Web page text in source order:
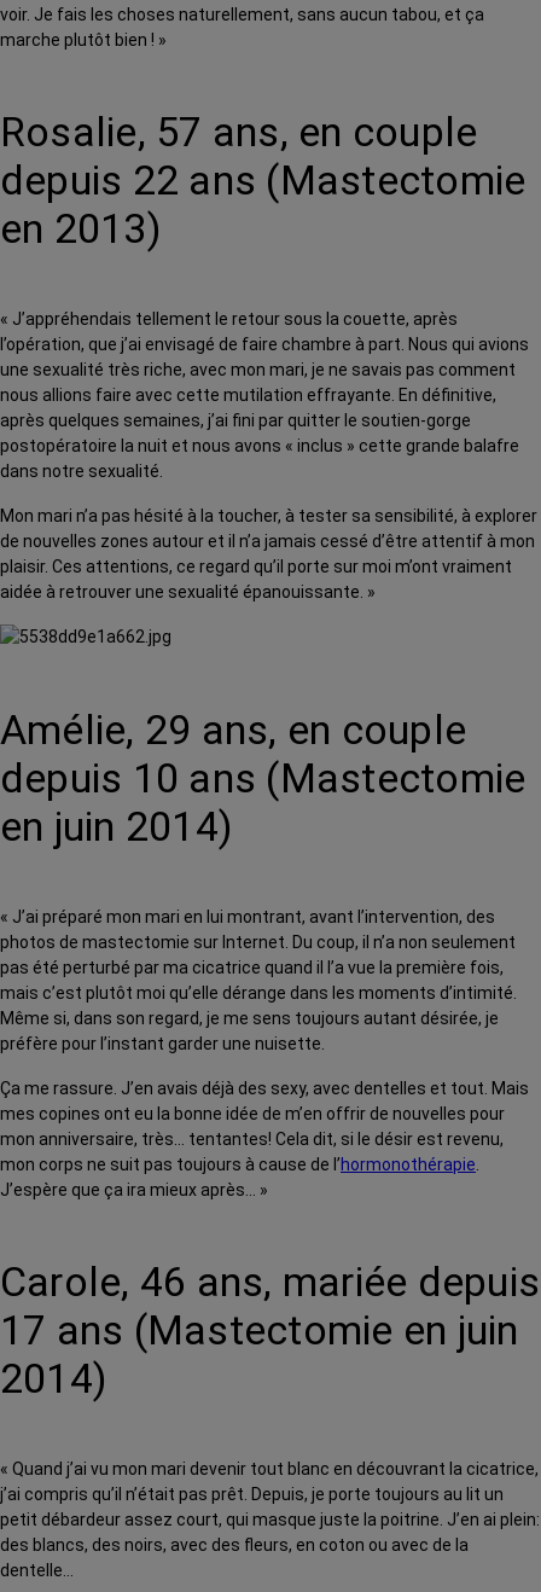
voir. Je fais les choses naturellement, sans aucun tabou, et ça
marche plutôt bien ! »
Rosalie, 57 ans, en couple
depuis 22 ans (Mastectomie
en 2013)
« J’appréhendais tellement le retour sous la couette, après
l’opération, que j’ai envisagé de faire chambre à part. Nous qui avions
une sexualité très riche, avec mon mari, je ne savais pas comment
nous allions faire avec cette mutilation effrayante. En définitive,
après quelques semaines, j’ai fini par quitter le soutien-gorge
postopératoire la nuit et nous avons « inclus » cette grande balafre
dans notre sexualité.
Mon mari n’a pas hésité à la toucher, à tester sa sensibilité, à explorer
de nouvelles zones autour et il n’a jamais cessé d’être attentif à mon
plaisir. Ces attentions, ce regard qu’il porte sur moi m’ont vraiment
aidée à retrouver une sexualité épanouissante. »
Amélie, 29 ans, en couple
depuis 10 ans (Mastectomie
en juin 2014)
« J’ai préparé mon mari en lui montrant, avant l’intervention, des
photos de mastectomie sur Internet. Du coup, il n’a non seulement
pas été perturbé par ma cicatrice quand il l’a vue la première fois,
mais c’est plutôt moi qu’elle dérange dans les moments d’intimité.
Même si, dans son regard, je me sens toujours autant désirée, je
préfère pour l’instant garder une nuisette.
Ça me rassure. J’en avais déjà des sexy, avec dentelles et tout. Mais
mes copines ont eu la bonne idée de m’en offrir de nouvelles pour
mon anniversaire, très… tentantes! Cela dit, si le désir est revenu,
mon corps ne suit pas toujours à cause de l’hormonothérapie
J’espère que ça ira mieux après… »
Carole, 46 ans, mariée depuis
17 ans (Mastectomie en juin
2014)
« Quand j’ai vu mon mari devenir tout blanc en découvrant la cicatrice,
j’ai compris qu’il n’était pas prêt. Depuis, je porte toujours au lit un
petit débardeur assez court, qui masque juste la poitrine. J’en ai plein:
des blancs, des noirs, avec des fleurs, en coton ou avec de la
dentelle…